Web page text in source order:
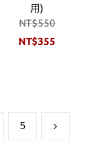
用)
NT$550
NT$355
5